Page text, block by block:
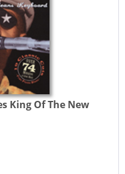
King Of The New